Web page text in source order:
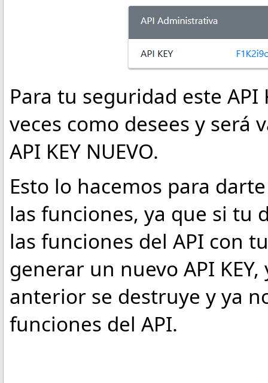
Para tu seguridad este
veces como desees y será
API KEY NUEVO.
Esto lo hacemos para
las funciones, ya que si tu
las funciones del API con
generar un nuevo API
anterior se destruye y ya
funciones del API.